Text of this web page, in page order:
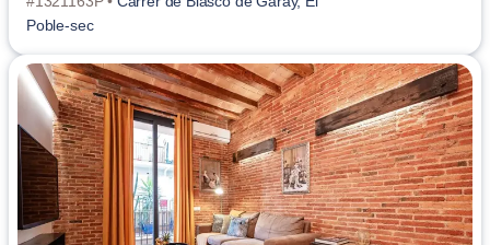
Poble-sec